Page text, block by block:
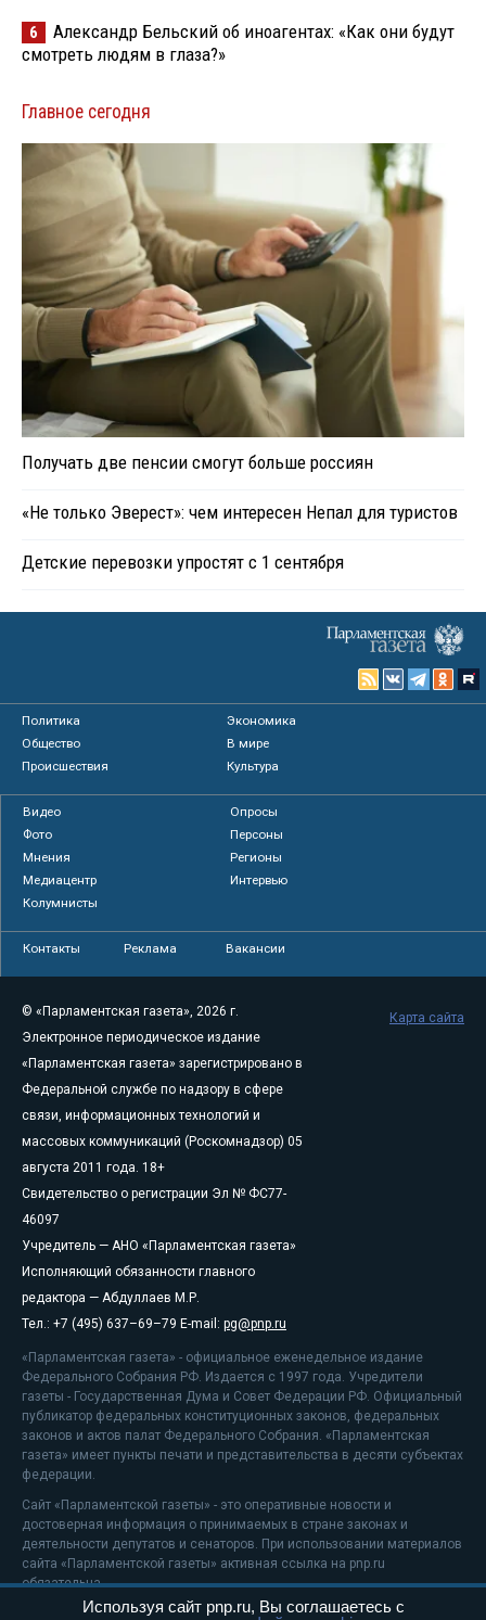
6
Александр Бельский об иноагентах: «Как они будут
смотреть людям в глаза?»
Главное сегодня
Получать две пенсии смогут больше россиян
«Не только Эверест»: чем интересен Непал для туристов
Детские перевозки упростят с 1 сентября
Политика
Экономика
Общество
В мире
Происшествия
Культура
Видео
Опросы
Фото
Персоны
Мнения
Регионы
Медиацентр
Интервью
Колумнисты
Контакты Реклама Вакансии
© «Парламентская газета», 2026 г.
Электронное периодическое издание
«Парламентская газета» зарегистрировано в
Федеральной службе по надзору в сфере
связи, информационных технологий и
массовых коммуникаций (Роскомнадзор) 05
августа 2011 года. 18+
Свидетельство о регистрации Эл № ФС77-
46097
Учредитель — АНО «Парламентская газета»
Исполняющий обязанности главного
редактора — Абдуллаев М.Р.
Тел.: +7 (495) 637–69–79 E-mail: pg@pnp.ru
«Парламентская газета» - официальное еженедельное издание
Федерального Собрания РФ. Издается с 1997 года. Учредители
газеты - Государственная Дума и Совет Федерации РФ. Официальный
публикатор федеральных конституционных законов, федеральных
законов и актов палат Федерального Собрания. «Парламентская
газета» имеет пункты печати и представительства в десяти субъектах
федерации.
Сайт «Парламентской газеты» - это оперативные новости и
достоверная информация о принимаемых в стране законах и
деятельности депутатов и сенаторов. При использовании материалов
сайта «Парламентской газеты» активная ссылка на pnp.ru
обязательна.
На информационном ресурсе применяютсярекомендательные
Карта сайта
Используя сайт pnp.ru, Вы соглашаетесь с